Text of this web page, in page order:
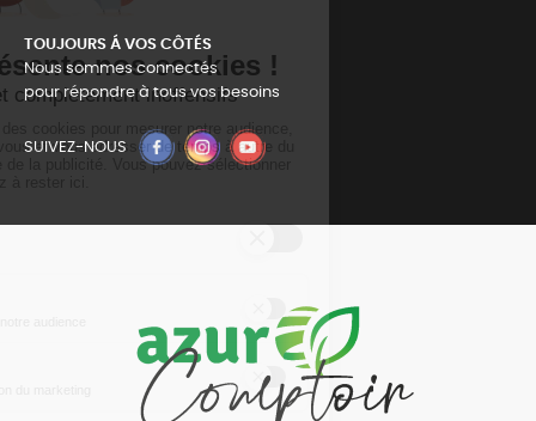
TOUJOURS Á VOS CÔTÉS
Nous sommes connectés
pour répondre à tous vos besoins
SUIVEZ-NOUS